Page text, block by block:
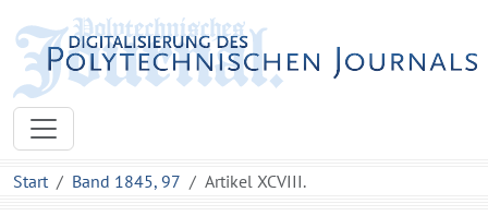
Start Band 1845, 97 Artikel XCVIII.